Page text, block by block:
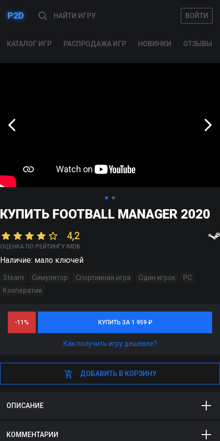
P2D ВОЙТИ
ВОЙТИ
КАТАЛОГ ИГР РАСПРОДАЖА ИГР НОВИНКИ ОТЗЫВЫ
КУПИТЬ FOOTBALL MANAGER 2020
4,2
ОЦЕНКА ПО РЕЙТИНГУ IMDB
Наличие: мало ключей
Steam Симулятор Спортивная игра Один игрок
PC
Кооператив
-11% КУПИТЬ ЗА 1 959 ₽
КУПИТЬ ЗА 1 959 ₽
Как получить игру дешевле?
ДОБАВИТЬ В КОРЗИНУ
ДОБАВИТЬ В КОРЗИНУ
ОПИСАНИЕ
КОММЕНТАРИИ